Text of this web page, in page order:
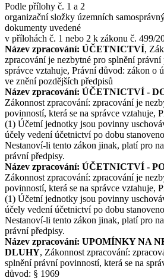
Podle přílohy č. 1 a 2
organizační složky územních
dokumenty uvedené
v přílohách č. 1 nebo 2 k zákonu č. 499/
Název zpracování: ÚČETNICTVÍ,
zpracování je nezbytné pro splnění právní
správce vztahuje, Právní důvod: zákon o
ve znění pozdějších předpisů
Název zpracování: ÚČETNICTVÍ -
Zákonnost zpracování: zpracování je
povinností, která se na správce vztahuje,
(1) Účetní jednotky jsou povinny
účely vedení účetnictví po dobu
Nestanoví-li tento zákon jinak, platí pro
právní předpisy.
Název zpracování: ÚČETNICTVÍ -
Zákonnost zpracování: zpracování je
povinností, která se na správce vztahuje,
(1) Účetní jednotky jsou povinny
účely vedení účetnictví po dobu
Nestanoví-li tento zákon jinak, platí pro
právní předpisy.
Název zpracování: UPOMÍNKY NA
DLUHY, Zákonnost zpracování:
splnění právní povinností, která se na
důvod: § 1969